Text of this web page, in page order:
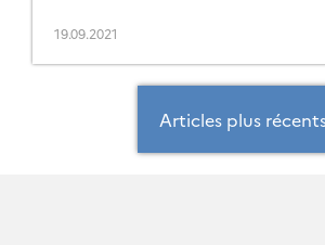
ouvertes du 19 Septembre au 19
telescopes (first semester 2022)
September 19th to October 20th.
19.09.2021
Articles plus